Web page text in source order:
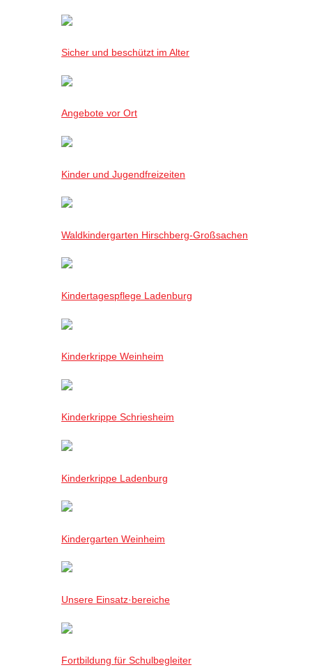
Sicher und beschützt im Alter
Angebote vor Ort
Kinder und Jugendfreizeiten
Waldkindergarten Hirschberg-Großsachen
Kindertagespflege Ladenburg
Kinderkrippe Weinheim
Kinderkrippe Schriesheim
Kinderkrippe Ladenburg
Kindergarten Weinheim
Unsere Einsatz·bereiche
Fortbildung für Schulbegleiter